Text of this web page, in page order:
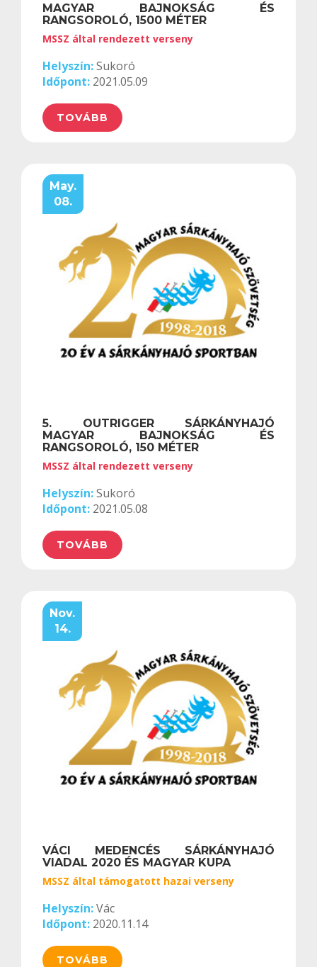
MAGYAR BAJNOKSÁG ÉS
RANGSOROLÓ, 1500 MÉTER
MSSZ által rendezett verseny
Helyszín:Sukoró
Időpont: 2021.05.09
TOVÁBB
May.
08.
5. OUTRIGGER SÁRKÁNYHAJÓ
MAGYAR BAJNOKSÁG ÉS
RANGSOROLÓ, 150 MÉTER
MSSZ által rendezett verseny
Helyszín:Sukoró
Időpont: 2021.05.08
TOVÁBB
Nov.
14.
VÁCI MEDENCÉS SÁRKÁNYHAJÓ
VIADAL 2020 ÉS MAGYAR KUPA
MSSZ által támogatott hazai verseny
Helyszín:Vác
Időpont: 2020.11.14
TOVÁBB